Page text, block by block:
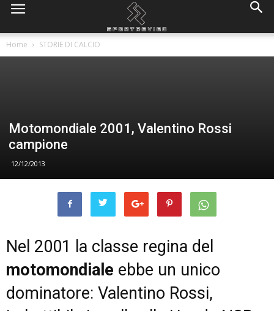
Home STORIE DI CALCIO
Motomondiale 2001, Valentino Rossi
campione
12/12/2013
Nel 2001 la classe regina del
motomondiale ebbe un unico
dominatore: Valentino Rossi,